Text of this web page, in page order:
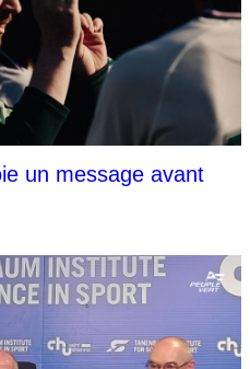
un message avant